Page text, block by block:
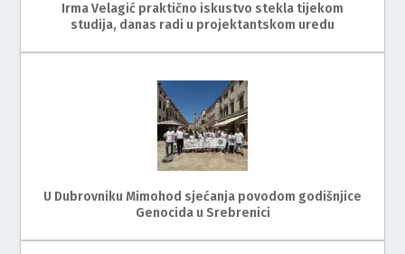
Irma Velagić praktično iskustvo stekla tijekom
studija, danas radi u projektantskom uredu
U Dubrovniku Mimohod sjećanja povodom godišnjice
Genocida u Srebrenici